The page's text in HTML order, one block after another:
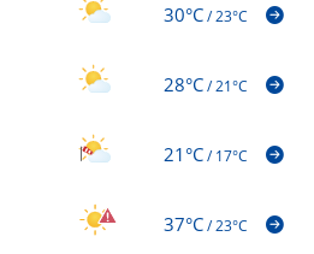
30°C/23°C
28°C/21°C
21°C/17°C
37°C/23°C